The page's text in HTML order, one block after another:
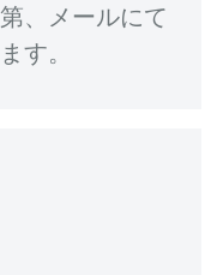
、メールにて
す。